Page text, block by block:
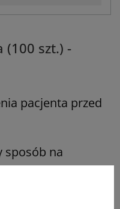
(100 szt.) -
pacjenta przed
sposób na